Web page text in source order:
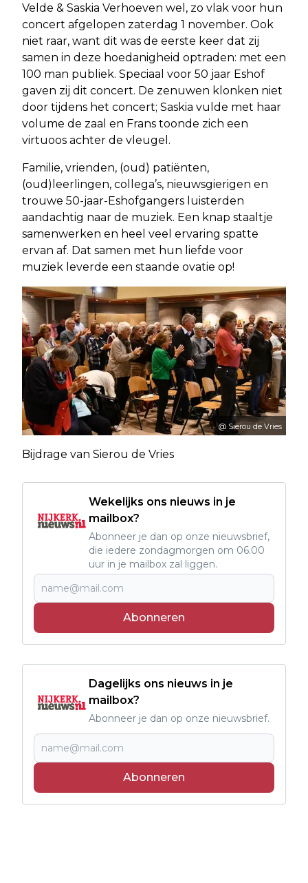
Velde & Saskia Verhoeven wel, zo vlak voor hun
concert afgelopen zaterdag 1 november. Ook
niet raar, want dit was de eerste keer dat zij
samen in deze hoedanigheid optraden: met een
100 man publiek. Speciaal voor 50 jaar Eshof
gaven zij dit concert. De zenuwen klonken niet
door tijdens het concert; Saskia vulde met haar
volume de zaal en Frans toonde zich een
virtuoos achter de vleugel.
Familie, vrienden, (oud) patiënten,
(oud)leerlingen, collega’s, nieuwsgierigen en
trouwe 50-jaar-Eshofgangers luisterden
aandachtig naar de muziek. Een knap staaltje
samenwerken en heel veel ervaring spatte
ervan af. Dat samen met hun liefde voor
muziek leverde een staande ovatie op!
@ Sierou de Vries
Bijdrage van Sierou de Vries
Wekelijks ons nieuws in je
mailbox?
Abonneer je dan op onze nieuwsbrief,
die iedere zondagmorgen om 06.00
uur in je mailbox zal liggen.
Abonneren
Dagelijks ons nieuws in je
mailbox?
Abonneer je dan op onze nieuwsbrief.
Abonneren